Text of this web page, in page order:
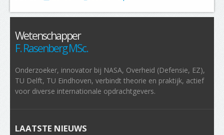
Wetenschapper
F. Rasenberg MSc.
Onderzoeker, innovator bij NASA, Overheid (Defensie, EZ),
TU Delft, TU Eindhoven, verbindt theorie en praktijk, actief
voor diverse internationale opdrachtgevers.
LAATSTE NIEUWS